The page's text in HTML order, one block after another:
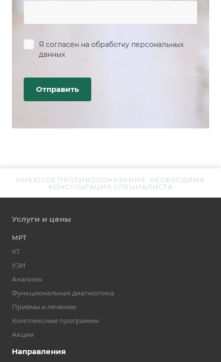
Я согласен на обработку персональных
данных
ИМЕЮТСЯ ПРОТИВОПОКАЗАНИЯ. НЕОБХОДИМА
КОНСУЛЬТАЦИЯ СПЕЦИАЛИСТА
Услуги и цены
МРТ
КТ
УЗИ
Анализы
Функциональная диагностика
Приёмы и лечение
Комплексные программы
Акции
Направления